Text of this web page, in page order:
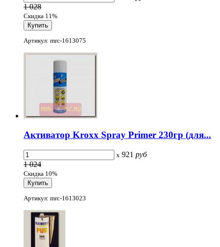
1 028
Скидка 11%
Артикул: mrc-1613075
Активатор Kroxx Spray Primer 230гр (для...
x 921 руб
1 024
Скидка 10%
Артикул: mrc-1613023